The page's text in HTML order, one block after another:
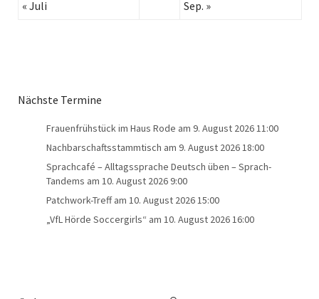
« Juli
Sep. »
Nächste Termine
Frauenfrühstück im Haus Rode am 9. August 2026 11:00
Nachbarschaftsstammtisch am 9. August 2026 18:00
Sprachcafé – Alltagssprache Deutsch üben – Sprach-
Tandems am 10. August 2026 9:00
Patchwork-Treffam 10. August 2026 15:00
„VfL Hörde Soccergirls“ am 10. August 2026 16:00